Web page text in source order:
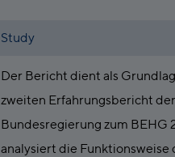
Study
Der Bericht dient als
zweiten Erfahrungsbericht der
Bundesregierung zum BEHG
analysiert die Funktionsweise